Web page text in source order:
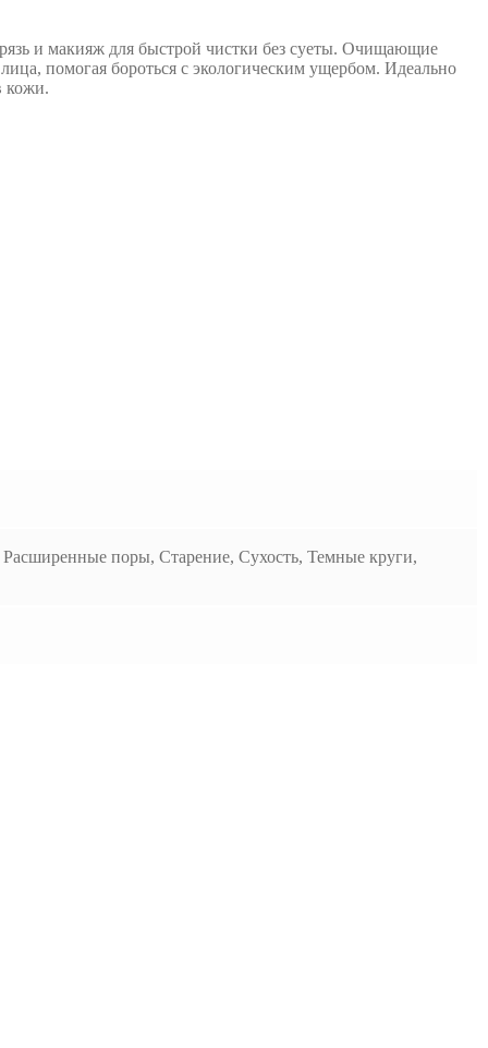
и макияж для быстрой чистки без суеты. Очищающие
помогая бороться с экологическим ущербом. Идеально
кожи.
поры, Старение, Сухость, Темные круги,